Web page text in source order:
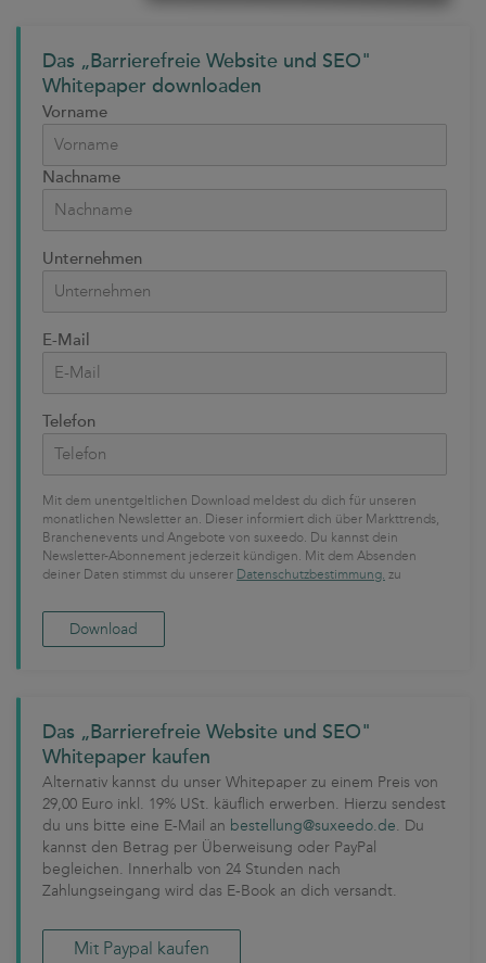
Das „Barrierefreie Website und SEO"
Whitepaper downloaden
Vorname
Nachname
Unternehmen
E-Mail
Telefon
Mit dem unentgeltlichen Download meldest du dich für unseren
monatlichen Newsletter an. Dieser informiert dich über Markttrends,
Branchenevents und Angebote von suxeedo. Du kannst dein
Newsletter-Abonnement jederzeit kündigen. Mit dem Absenden
deiner Daten stimmst du unserer Datenschutzbestimmung. zu
Das „Barrierefreie Website und SEO"
Whitepaper kaufen
Alternativ kannst du unser Whitepaper zu einem Preis von
29,00 Euro inkl. 19% USt. käuflich erwerben. Hierzu sendest
du uns bitte eine E-Mail an bestellung@suxeedo.de. Du
kannst den Betrag per Überweisung oder PayPal
begleichen. Innerhalb von 24 Stunden nach
Zahlungseingang wird das E-Book an dich versandt.
Mit Paypal kaufen